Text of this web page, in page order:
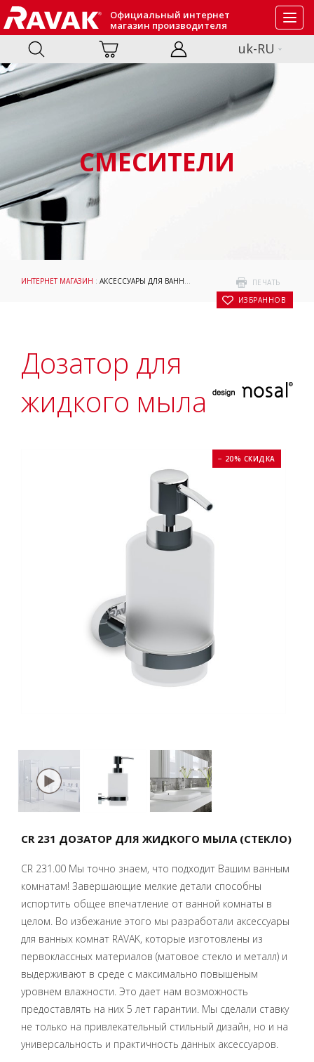
Официальный интернет
магазин производителя
uk-RU
СМЕСИТЕЛИ
ПЕЧАТЬ
В ИЗБРАННОЕ
ИНТЕРНЕТ МАГАЗИН : АКСЕССУАРЫ ДЛЯ ВАННОЙ КОМНАТЫ : : ДОЗАТОР ДЛЯ
Дозатор для
жидкого мыла
− 20% СКИДКА
CR 231 ДОЗАТОР ДЛЯ ЖИДКОГО МЫЛА (СТЕКЛО)
CR 231.00 Мы точно знаем, что подходит Вашим ванным
комнатам! Завершающие мелкие детали способны
испортить общее впечатление от ванной комнаты в
целом. Во избежание этого мы разработали аксессуары
для ванных комнат RAVAK, которые изготовлены из
первоклассных материалов (матовое стекло и металл) и
выдерживают в среде с максимально повышеным
уровнем влажности. Это дает нам возможность
предоставлять на них 5 лет гарантии. Мы сделали ставку
не только на привлекательный стильный дизайн, но и на
универсальность и практичность данных аксессуаров.